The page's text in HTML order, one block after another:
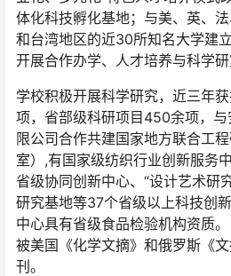
体化科技孵化基地；与美、英、
和台湾地区的近30所知名大学建
开展合作办学、人才培养与科学研
学校积极开展科学研究，近三年
项，省部级科研项目450余项，
限公司合作共建国家地方联合工
室）,有国家级纺织行业创新服务
省级协同创新中心、“设计艺术研
研究基地等37个省级以上科技创
中心具有省级食品检验机构资质
被美国《化学文摘》和俄罗斯《
刊。